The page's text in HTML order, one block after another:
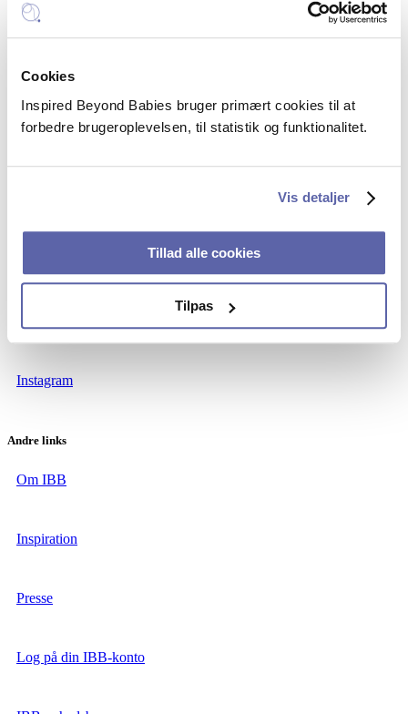
Cookies
Inspired Beyond Babies bruger primært cookies til at
forbedre brugeroplevelsen, til statistik og funktionalitet.
Vis detaljer
Tillad alle cookies
Tilpas
Stemmeret
Tag
fyld
bliv
Tilføj til kurv
Mail:hello@inspiredbeyondbabies.dk
Telefon:
+45 5385 5351
Instagram
Andre links
Om IBB
Inspiration
Presse
Log på din IBB-konto